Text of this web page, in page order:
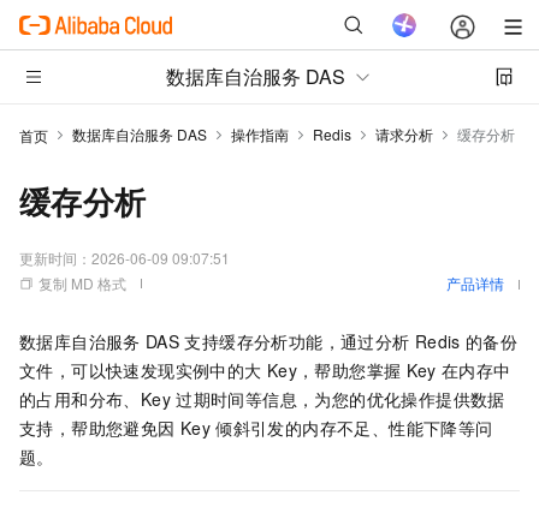
数据库自治服务 DAS
首页 数据库自治服务 DAS 操作指南 Redis 请求分析 缓存分析
缓存分析
更新时间： 2026-06-09 09:07:51
复制 MD 格式
产品详情
数据库自治服务 DAS 支持缓存分析功能，通过分析 Redis 的备份
文件，可以快速发现实例中的大 Key，帮助您掌握 Key 在内存中
的占用和分布、Key 过期时间等信息，为您的优化操作提供数据
支持，帮助您避免因 Key 倾斜引发的内存不足、性能下降等问
题。